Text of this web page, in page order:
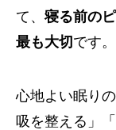
て、寝る前の
最も大切です。
心地よい眠り
吸を整える」